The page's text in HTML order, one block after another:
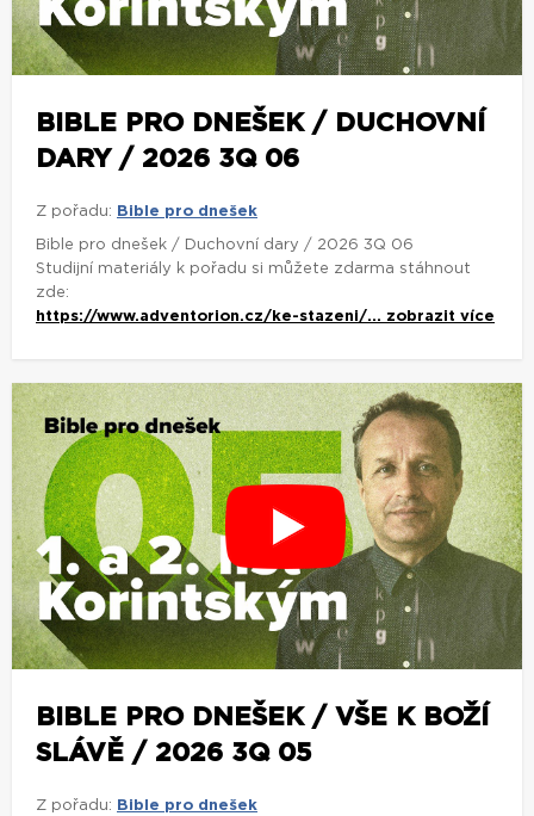
BIBLE PRO DNEŠEK / DUCHOVNÍ
DARY / 2026 3Q 06
Z pořadu: Bible pro dnešek
Bible pro dnešek / Duchovní dary / 2026 3Q 06
Studijní materiály k pořadu si můžete zdarma stáhnout
zde:
https://www.adventorion.cz/ke-stazeni/... zobrazit více
BIBLE PRO DNEŠEK / VŠE K BOŽÍ
SLÁVĚ / 2026 3Q 05
Z pořadu: Bible pro dnešek